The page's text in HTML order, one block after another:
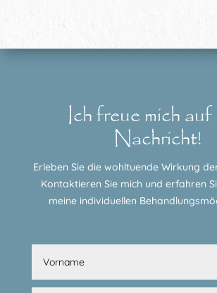
Ich freue mich
Nachricht!
Erleben Sie die wohltuende Wirkung
Kontaktieren Sie mich und erfahren
meine individuellen